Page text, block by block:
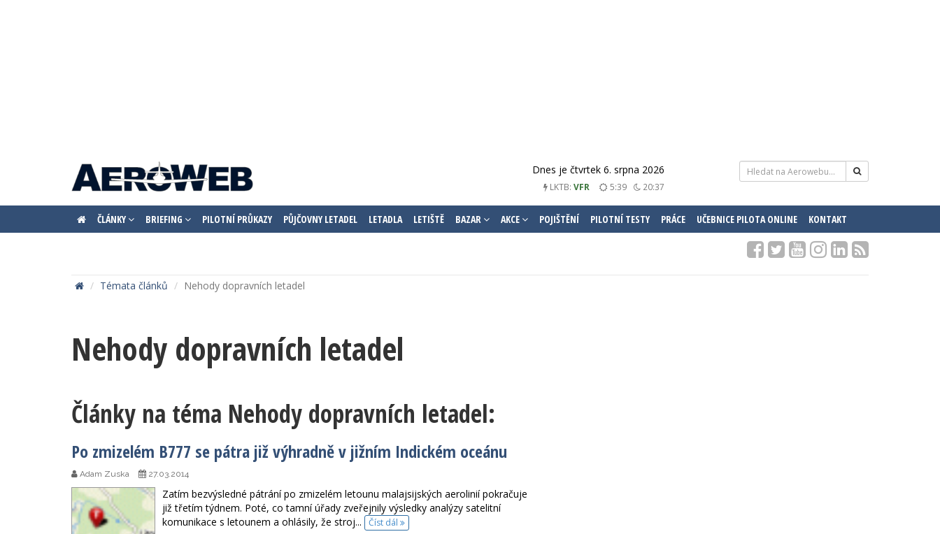
Dnes je čtvrtek 6. srpna 2026
LKTB: VFR 5:39 20:37
ČLÁNKY BRIEFING PILOTNÍ PRŮKAZY PŮJČOVNY LETADEL LETADLA LETIŠTĚ BAZAR AKCE POJIŠTĚNÍ PILOTNÍ TESTY PRÁCE UČEBNICE PILOTA ONLINE KONTAKT
Témata článků Nehody dopravních letadel
Nehody dopravních letadel
Články na téma Nehody dopravních letadel:
Po zmizelém B777 se pátra již výhradně v jižním Indickém oceánu
Adam Zuska 27.03.2014
Zatím bezvýsledné pátrání po zmizelém letounu malajsijských aerolinií pokračuje
již třetím týdnem. Poté, co tamní úřady zveřejnily výsledky analýzy satelitní
komunikace s letounem a ohlásily, že stroj...
Číst dál